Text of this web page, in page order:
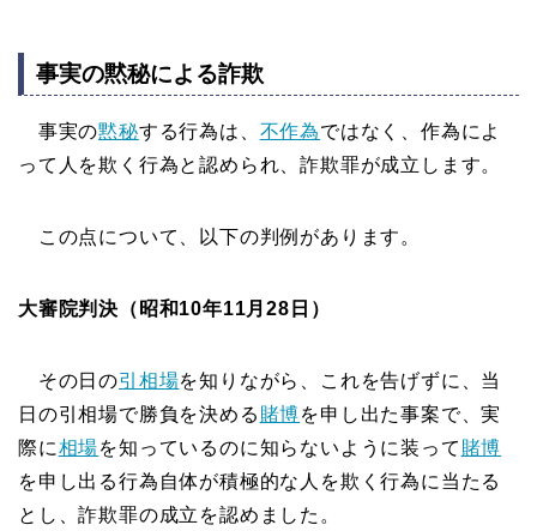
事実の黙秘による詐欺
事実の黙秘する行為は、 不作為ではなく、作為によ
って人を欺く行為と認められ、詐欺罪が成立します。
この点について、以下の判例があります。
大審院判決（昭和10年11月28日）
その日の引相場を知りながら、これを告げずに、当
日の引相場で勝負を決める 賭博を申し出た事案で、実
際に相場を知っているのに知らないように装って 賭博
を申し出る行為自体が積極的な人を欺く行為に当たる
とし、詐欺罪の成立を認めました。